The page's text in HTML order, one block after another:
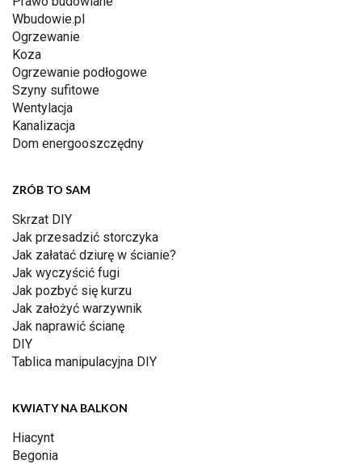
Wbudowie.pl
Ogrzewanie
Koza
Ogrzewanie podłogowe
Szyny sufitowe
Wentylacja
Kanalizacja
Dom energooszczędny
ZRÓB TO SAM
Skrzat DIY
Jak przesadzić storczyka
Jak załatać dziurę w ścianie?
Jak wyczyścić fugi
Jak pozbyć się kurzu
Jak założyć warzywnik
Jak naprawić ścianę
DIY
Tablica manipulacyjna DIY
KWIATY NA BALKON
Hiacynt
Begonia